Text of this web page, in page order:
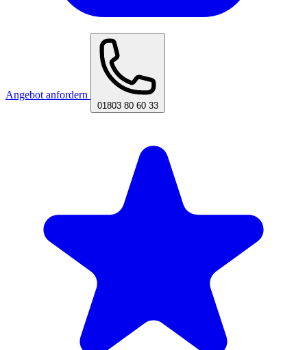
Angebot anfordern
01803 80 60 33